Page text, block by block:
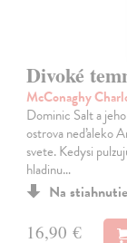
Divoké
McConaghy
Dominic Salt a
ostrova neďaleko
svete. Kedysi
hladinu…
Na
16,90 €